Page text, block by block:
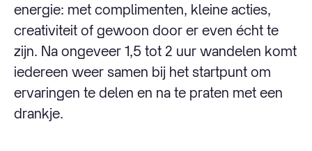
energie: met complimenten, kleine acties,
creativiteit of gewoon door er even écht te
zijn. Na ongeveer 1,5 tot 2 uur wandelen komt
iedereen weer samen bij het startpunt om
ervaringen te delen en na te praten met een
drankje.